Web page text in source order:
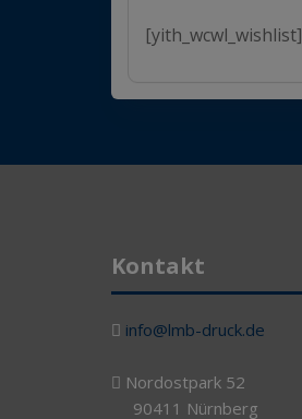
[yith_wcwl_wishlist]
Kontakt
info@lmb-druck.de
Nordostpark 52
90411 Nürnberg